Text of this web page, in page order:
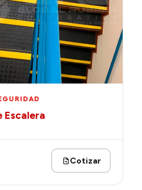
Escalera
Cotizar